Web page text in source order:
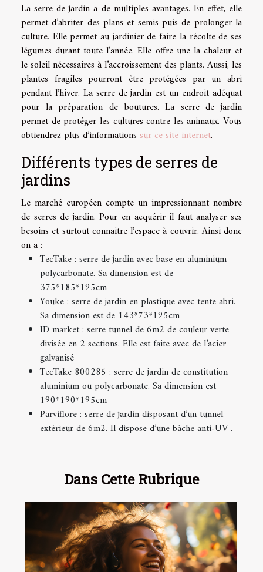
La serre de jardin a de multiples avantages. En effet, elle
permet d’abriter des plans et semis puis de prolonger la
culture. Elle permet au jardinier de faire la récolte de ses
légumes durant toute l’année. Elle offre une la chaleur et
le soleil nécessaires à l’accroissement des plants. Aussi, les
plantes fragiles pourront être protégées par un abri
pendant l’hiver. La serre de jardin est un endroit adéquat
pour la préparation de boutures. La serre de jardin
permet de protéger les cultures contre les animaux. Vous
obtiendrez plus d’informations sur ce site internet.
Différents types de serres de
jardins
Le marché européen compte un impressionnant nombre
de serres de jardin. Pour en acquérir il faut analyser ses
besoins et surtout connaitre l’espace à couvrir. Ainsi donc
on a :
TecTake : serre de jardin avec base en aluminium
polycarbonate. Sa dimension est de
375*185*195cm
Youke : serre de jardin en plastique avec tente abri.
Sa dimension est de 143*73*195cm
ID market : serre tunnel de 6m2 de couleur verte
divisée en 2 sections. Elle est faite avec de l’acier
galvanisé
TecTake 800285 : serre de jardin de constitution
aluminium ou polycarbonate. Sa dimension est
190*190*195cm
Parviflore : serre de jardin disposant d’un tunnel
extérieur de 6m2. Il dispose d’une bâche anti-UV .
Dans Cette Rubrique